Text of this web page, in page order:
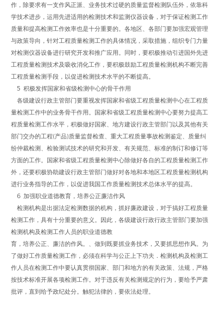
作，除要求有一支作风正派、业务技术过硬的质量监督检测队伍外，依靠科
学技术进步，运用先进适用的检测技术和监测仪器设备，对于保证检测工作
质量和提高检测工作效率也是十分重要的。各地区、各部门要加强宏观管理
与政策导向，针对工程质量检测工作的具体情况，采取措施，组织专门力量
对检测仪器设备进行研究开发和推广应用。同时，要积极推动引进国外先进
工程质量检测技术及吸收消化工作，要积极鼓励工程质量检测机构不断完善
工程质量检测手段，以促进检测技术水平的不断提高。
5 积极发挥国家和省级检测中心的骨干作用
各级建设行政主管部门要重视发挥国家和省级工程质量检测中心在工程质
量检测工作中的业务骨干作用。国家和省级工程质量检测中心要努力提高工
程质量检测工作水平，积极做好国家、地方建设行政主管部门以及其他有关
部门交办的工程(产品)质量监督检查、重大工程质量事故检测鉴定、质量纠
纷仲裁检测、检验测试技术的研究和开发、有关规范、标准的制订和修订等
方面的工作。国家和省级工程质量检测中心除做好各自的工程质量检测工作
外，还要积极协助建设行政主管部门做好对各地和本地区工程质量检测机构
进行业务指导的工作，以促进我国工作质量检测技术总体水平的提高。
6 加强职业道德教育，培养公正廉洁作风
检测机构是出据法定检测数据的机构，抓好廉政建设，对于搞好工程质量
检测工作，具有十分重要的意义。因此，各级建设行政行政主管部门要加强
检测机构及检测工作人员的职业道德教
育，培养公正、廉洁的作风。、做到既要抓业务技术，又要抓思想作风。为
了做好工作质量检测工作，必须在科学与公正上下功夫．检测机构及检测工
作人员在检测工作中要认真贯彻国家、部门和地方的有关政策、法规，严格
按技术标准开展各项检测工作。对于违反有关检测规定的行为，要给予严肃
批评，直到给予政纪处分。触犯法律的，要依法处理。